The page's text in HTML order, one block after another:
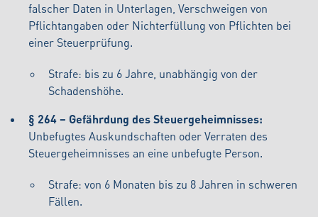
falscher Daten in Unterlagen, Verschweigen von
Pflichtangaben oder Nichterfüllung von Pflichten bei
einer Steuerprüfung.
Strafe: bis zu 6 Jahre, unabhängig von der
Schadenshöhe.
§ 264 – Gefährdung des Steuergeheimnisses:
Unbefugtes Auskundschaften oder Verraten des
Steuergeheimnisses an eine unbefugte Person.
Strafe: von 6 Monaten bis zu 8 Jahren in schweren
Fällen.